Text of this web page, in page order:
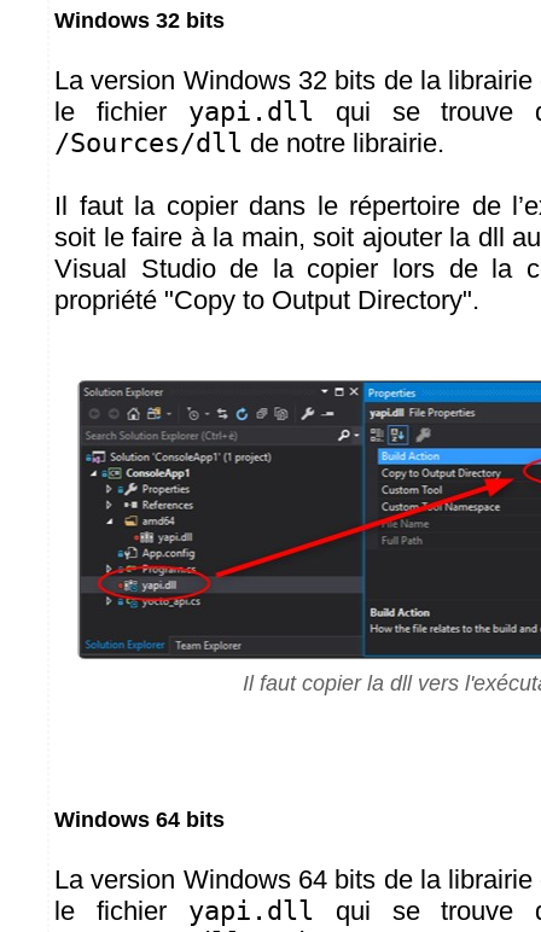
Windows 32 bits
La version Windows 32 bits de la
le fichier yapi.dll qui se trouve
/Sources/dll de notre librairie.
Il faut la copier dans le répertoire de
soit le faire à la main, soit ajouter la dll
Visual Studio de la copier lors de la
propriété "Copy to Output Directory".
Il faut copier la dll vers
Windows 64 bits
La version Windows 64 bits de la
le fichier yapi.dll qui se trouve